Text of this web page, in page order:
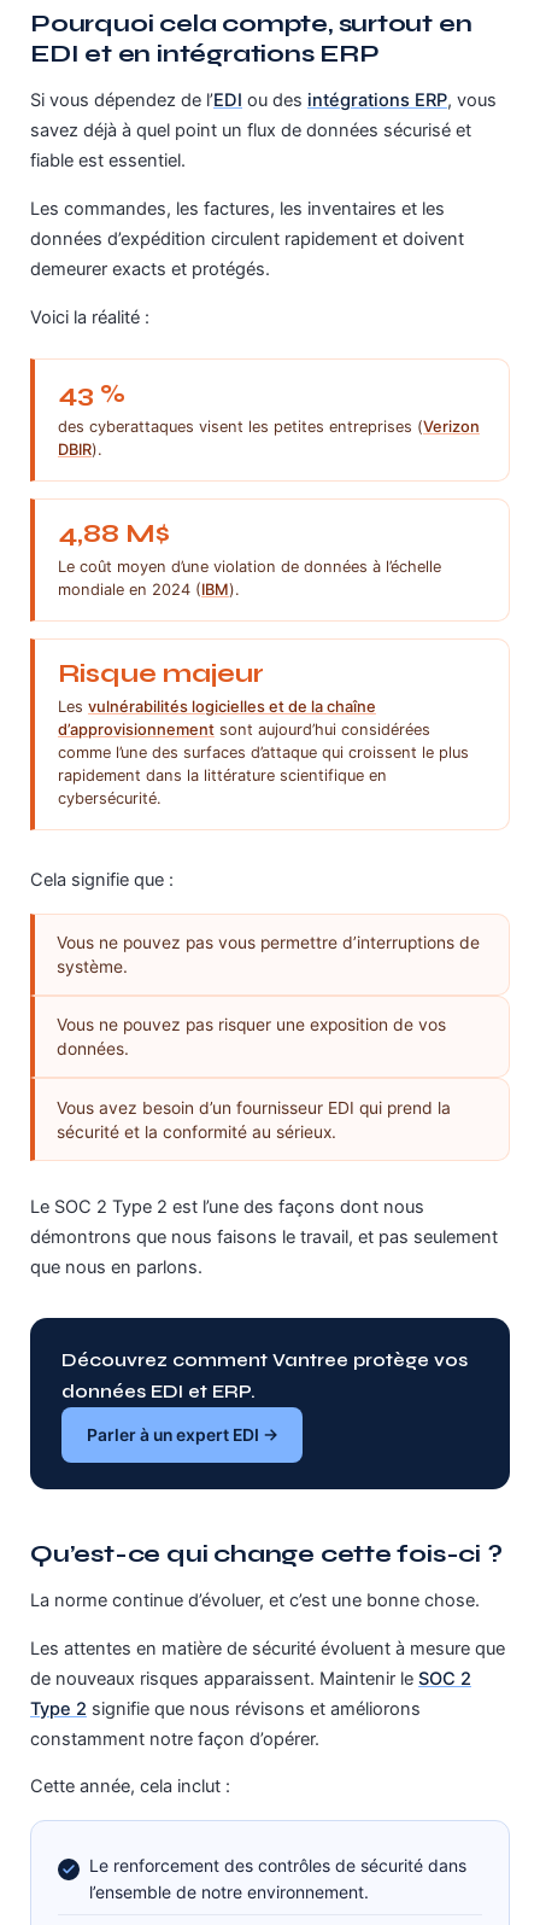
Pourquoi cela compte, surtout en
EDI et en intégrations ERP
Si vous dépendez de l’EDI ou des intégrations ERP, vous
savez déjà à quel point un flux de données sécurisé et
fiable est essentiel.
Les commandes, les factures, les inventaires et les
données d’expédition circulent rapidement et doivent
demeurer exacts et protégés.
Voici la réalité :
43 %
des cyberattaques visent les petites entreprises (Verizon
DBIR).
4,88 M$
Le coût moyen d’une violation de données à l’échelle
mondiale en 2024 (IBM).
Risque majeur
Les vulnérabilités logicielles et de la chaîne
d’approvisionnementsont aujourd’hui considérées
comme l’une des surfaces d’attaque qui croissent le plus
rapidement dans la littérature scientifique en
cybersécurité.
Cela signifie que :
Vous ne pouvez pas vous permettre d’interruptions de
système.
Vous ne pouvez pas risquer une exposition de vos
données.
Vous avez besoin d’un fournisseur EDI qui prend la
sécurité et la conformité au sérieux.
Le SOC 2 Type 2 est l’une des façons dont nous
démontrons que nous faisons le travail, et pas seulement
que nous en parlons.
Découvrez comment Vantree protège vos
données EDI et ERP.
Parler à un expert EDI →
Qu’est-ce qui change cette fois-ci ?
La norme continue d’évoluer, et c’est une bonne chose.
Les attentes en matière de sécurité évoluent à mesure que
de nouveaux risques apparaissent. Maintenir le SOC 2
Type 2 signifie que nous révisons et améliorons
constamment notre façon d’opérer.
Cette année, cela inclut :
Le renforcement des contrôles de sécurité dans
l’ensemble de notre environnement.